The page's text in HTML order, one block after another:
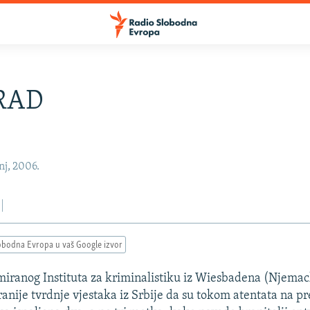
2006.
Evropa u vaš Google izvor
Instituta za kriminalistiku iz Wiesbadena
tvrdnje vjestaka iz Srbije da su tokom atentata na